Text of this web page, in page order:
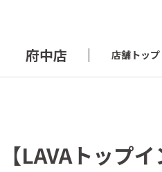
府中店 店舗トップ
【LAVAトップ